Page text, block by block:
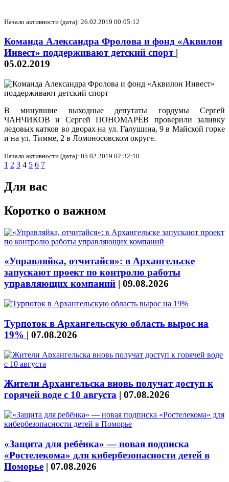
Начало активности (дата): 26.02.2019 00:05:12
Команда Александра Фролова и фонд «Аквилон
Инвест» поддерживают детский спорт |
05.02.2019
В минувшие выходные депутаты гордумы Сергей
ЧАНЧИКОВ и Сергей ПОНОМАРЁВ проверили заливку
ледовых катков во дворах на ул. Галушина, 9 в Майской горке
и на ул. Тимме, 2 в Ломоносовском округе.
Начало активности (дата): 05.02.2019 02:32:10
1 2 3 4 5 6 7
Для вас
Коротко о важном
«Управляйка, отчитайся»: в Архангельске
запускают проект по контролю работы
управляющих компаний | 09.08.2026
Турпоток в Архангельскую область вырос на
19% | 07.08.2026
Жители Архангельска вновь получат доступ к
горячей воде с 10 августа | 07.08.2026
«Защита для ребёнка» — новая подписка
«Ростелекома» для кибербезопасности детей в
Поморье | 07.08.2026